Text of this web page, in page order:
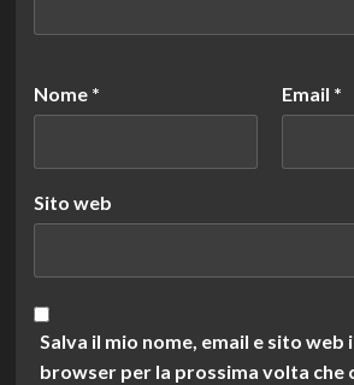
Nome * Email *
Sito web
Salva il mio nome, email e sito web
browser per la prossima volta che